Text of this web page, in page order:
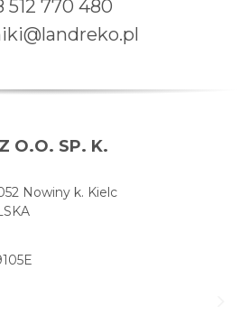
512 770 480
O.O. SP. K.
Nowiny k. Kielc